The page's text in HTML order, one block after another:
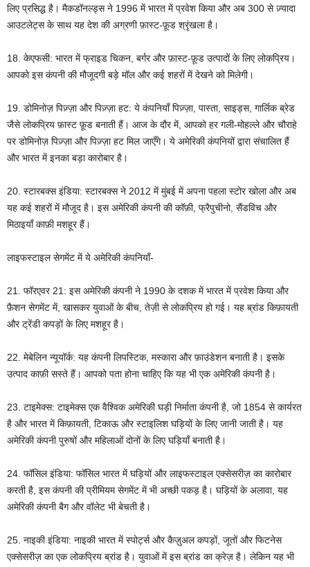
लिए प्रसिद्ध है। मैकडॉनल्ड्स ने 1996 में भारत में प्रवेश किया और अब 300 से ज़्यादा
आउटलेट्स के साथ यह देश की अग्रणी फ़ास्ट-फ़ूड श्रृंखला है।
18. केएफसी: भारत में फ्राइड चिकन, बर्गर और फ़ास्ट-फ़ूड उत्पादों के लिए लोकप्रिय।
आपको इस कंपनी की मौजूदगी बड़े मॉल और कई शहरों में देखने को मिलेगी।
19. डोमिनोज़ पिज़्ज़ा और पिज़्ज़ा हट: ये कंपनियाँ पिज़्ज़ा, पास्ता, साइड्स, गार्लिक ब्रेड
जैसे लोकप्रिय फ़ास्ट फ़ूड बनाती हैं। आज के दौर में, आपको हर गली-मोहल्ले और चौराहे
पर डोमिनोज़ पिज़्ज़ा और पिज़्ज़ा हट मिल जाएँगे। ये अमेरिकी कंपनियों द्वारा संचालित हैं
और भारत में इनका बड़ा कारोबार है।
20. स्टारबक्स इंडिया: स्टारबक्स ने 2012 में मुंबई में अपना पहला स्टोर खोला और अब
यह कई शहरों में मौजूद है। इस अमेरिकी कंपनी की कॉफ़ी, फ्रैपुचीनो, सैंडविच और
मिठाइयाँ काफ़ी मशहूर हैं।
लाइफस्टाइल सेगमेंट में ये अमेरिकी कंपनियाँ-
21. फॉरएवर 21: इस अमेरिकी कंपनी ने 1990 के दशक में भारत में प्रवेश किया और
फ़ैशन सेगमेंट में, खासकर युवाओं के बीच, तेज़ी से लोकप्रिय हो गई। यह ब्रांड किफ़ायती
और ट्रेंडी कपड़ों के लिए मशहूर है।
22. मेबेलिन न्यूयॉर्क: यह कंपनी लिपस्टिक, मस्कारा और फ़ाउंडेशन बनाती है। इसके
उत्पाद काफ़ी सस्ते हैं। आपको पता होना चाहिए कि यह भी एक अमेरिकी कंपनी है।
23. टाइमेक्स: टाइमेक्स एक वैश्विक अमेरिकी घड़ी निर्माता कंपनी है, जो 1854 से कार्यरत
है और भारत में किफ़ायती, टिकाऊ और स्टाइलिश घड़ियों के लिए जानी जाती है। यह
अमेरिकी कंपनी पुरुषों और महिलाओं दोनों के लिए घड़ियाँ बनाती है।
24. फॉसिल इंडिया: फॉसिल भारत में घड़ियों और लाइफस्टाइल एक्सेसरीज़ का कारोबार
करती है, इस कंपनी की प्रीमियम सेगमेंट में भी अच्छी पकड़ है। घड़ियों के अलावा, यह
अमेरिकी कंपनी बैग और वॉलेट भी बेचती है।
25. नाइकी इंडिया: नाइकी भारत में स्पोर्ट्स और कैज़ुअल कपड़ों, जूतों और फिटनेस
एक्सेसरीज़ का एक लोकप्रिय ब्रांड है। युवाओं में इस ब्रांड का क्रेज़ है। लेकिन यह भी